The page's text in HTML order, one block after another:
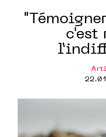
c'est